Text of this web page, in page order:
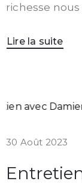
richesse
Lire la suite
30 Août 2023